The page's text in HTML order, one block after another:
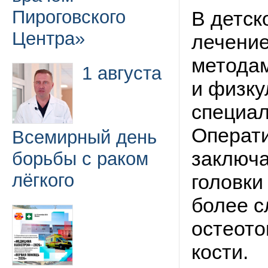
Пироговского
Центра»
1 августа
Всемирный день
борьбы с раком
лёгкого
В
и
более
кости.